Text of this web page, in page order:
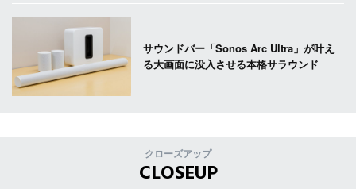
サウンドバー「Sonos Arc Ultra」が叶え
る大画面に没入させる本格サラウンド
クローズアップ
CLOSEUP